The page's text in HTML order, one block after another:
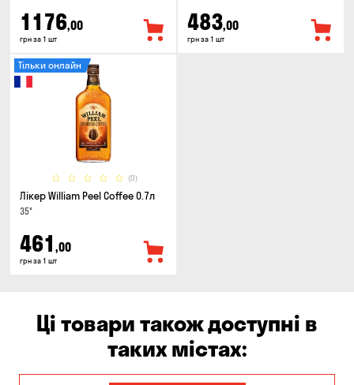
1176,00
грн за 1 шт
483,00
грн за 1 шт
(0)
Тільки онлайн
Лікер William Peel Coffee 0.7л
35°
461 ,00
грн за 1 шт
Ці товари також доступні в
таких містах: